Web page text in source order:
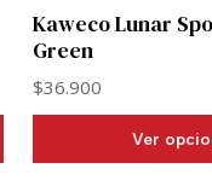
Kaweco Lunar
Green
$36.900
Ver